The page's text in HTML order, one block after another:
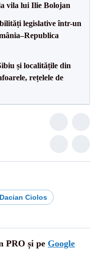
vila lui Ilie Bolojan
legislative într-un
și localitățile din
rețelele de
Ciolos
PRO și pe Google